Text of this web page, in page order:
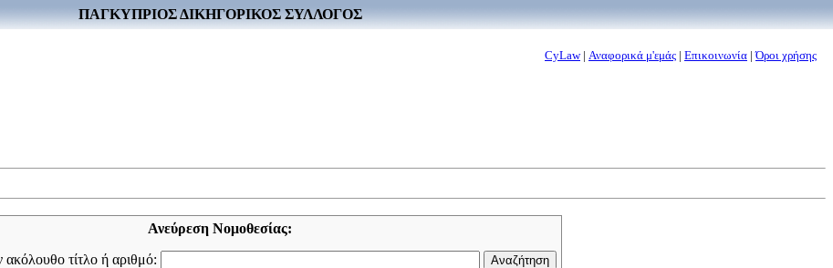
ΠΑΓΚΥΠΡΙΟΣ ΔΙΚΗΓΟΡΙΚΟΣ ΣΥΛΛΟΓΟΣ
CyLaw| Αναφορικά μ'εμάς | Επικοινωνία |Όροι χρήσης
Ανεύρεση Νομοθεσίας:
τίτλο ή αριθμό: